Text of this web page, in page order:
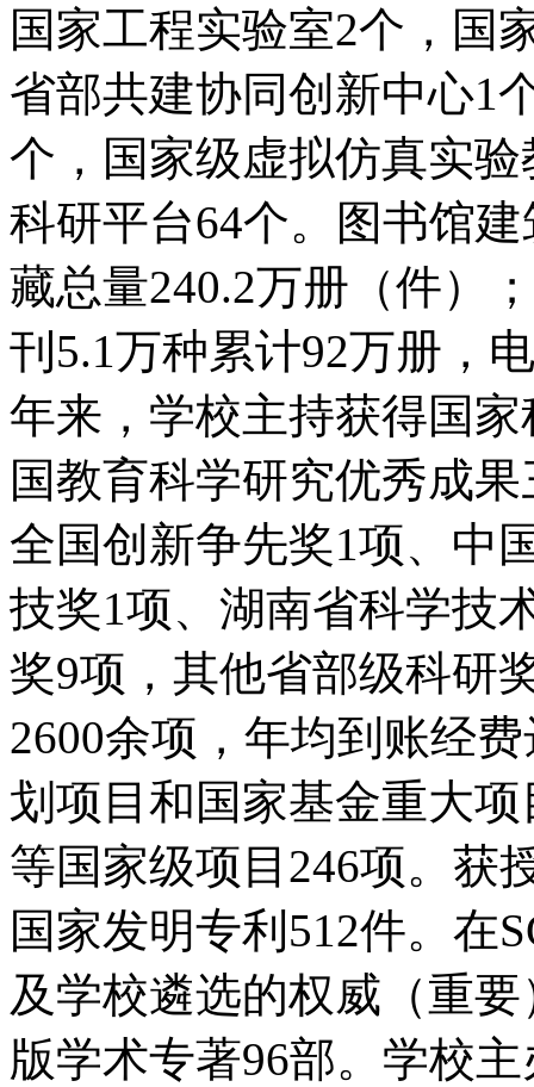
国家工程实验室2个，国
省部共建协同创新中心1
个，国家级虚拟仿真实
科研平台64个。图书馆
藏总量240.2万册（件）
刊5.1万种累计92万册
年来，学校主持获得国
国教育科学研究优秀成
全国创新争先奖1项、中
技奖1项、湖南省科学技
奖9项，其他省部级科研
2600余项，年均到账经
划项目和国家基金重大
等国家级项目246项。获
国家发明专利512件。在
及学校遴选的权威（重
版学术专著96部。学校